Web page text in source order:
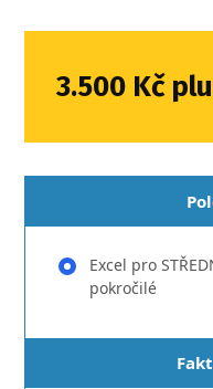
3.500 Kč
Excel pro
pokročilé